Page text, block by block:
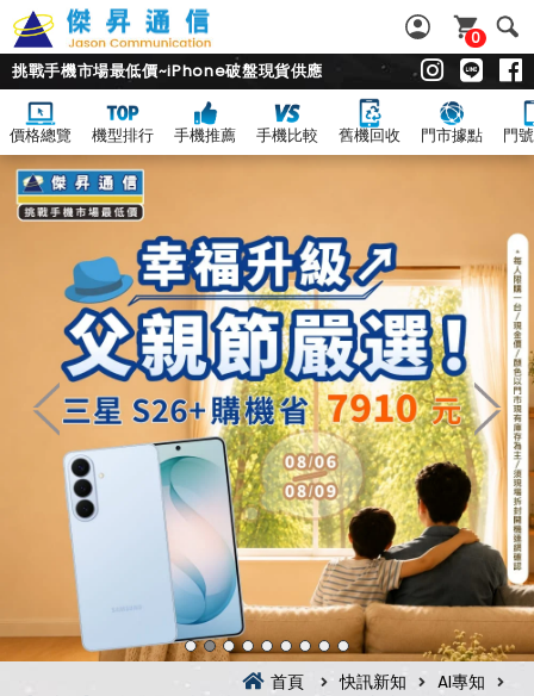
0
挑戰手機市場最低價~iPhone破盤現貨供應
價格總覽 機型排行 手機推薦 手機比較 舊機回收 門市據點 門
首頁 快訊新知
AI專知